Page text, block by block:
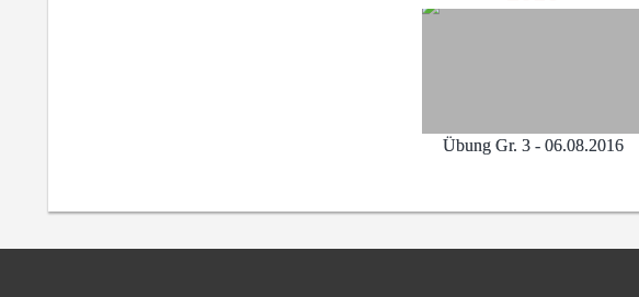
Übung Gr. 3 - 06.08.2016